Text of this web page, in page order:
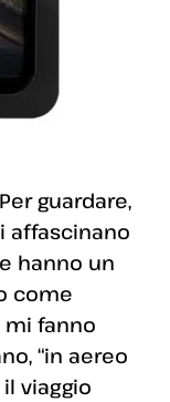
guardare,
affascinano
hanno un
come
mi fanno
“in aereo
viaggio